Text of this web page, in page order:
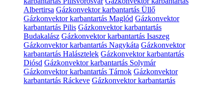
Albertirsa Gázkonvektor karbantartás Üllő
Gázkonvektor karbantartás Maglód Gázkonvektor
karbantartás Pilis Gázkonvektor karbantartás
Budakalász Gázkonvektor karbantartás Isaszeg
Gázkonvektor karbantartás Nagykáta Gázkonvektor
karbantartás Halásztelek Gázkonvektor karbantartás
Diósd Gázkonvektor karbantartás Solymár
Gázkonvektor karbantartás Tárnok Gázkonvektor
karbantartás Ráckeve Gázkonvektor karbantartás